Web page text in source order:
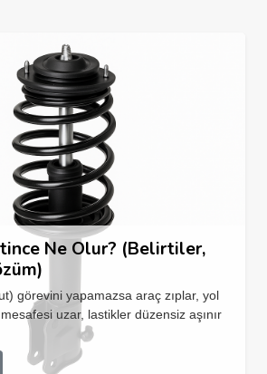
Ne Olur? (Belirtiler,
görevini yapamazsa araç zıplar, yol
uzar, lastikler düzensiz aşınır